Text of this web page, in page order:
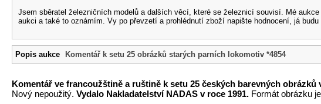
Jsem sběratel železničních modelů a dalších věcí, které se železnicí souvisí. Mé
aukci a také to oznámím. Vy po převzetí a prohlédnutí zboží napište hodnocení, já budu
Popis aukce Komentář k setu 25 obrázků starých parních lokomotiv *4854
Komentář ve francoužštině a ruštině k setu 25 českých barevných
Nový nepoužitý.Vydalo Nakladatelství NADAS v roce 1991. Formát obrázku